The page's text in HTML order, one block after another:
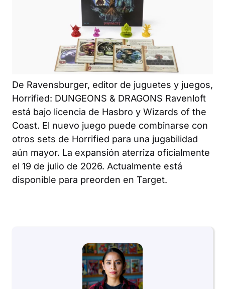
De Ravensburger, editor de juguetes y juegos,
Horrified: DUNGEONS & DRAGONS Ravenloft
está bajo licencia de Hasbro y Wizards of the
Coast. El nuevo juego puede combinarse con
otros sets de Horrified para una jugabilidad
aún mayor. La expansión aterriza oficialmente
el 19 de julio de 2026. Actualmente está
disponible para preorden en Target.